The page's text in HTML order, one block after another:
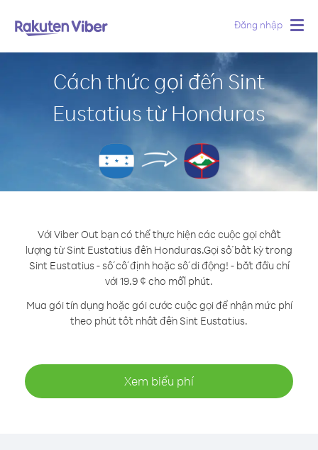
Đăng nhập
Cách thức gọi đến Sint
Eustatius từ Honduras
Với Viber Out bạn có thể thực hiện các cuộc gọi chất
lượng từ Sint Eustatius đến Honduras.Gọi số bất kỳ trong
Sint Eustatius - số cố định hoặc số di động! - bắt đầu chỉ
với 19.9 ¢ cho mỗi phút.
Mua gói tín dụng hoặc gói cước cuộc gọi để nhận mức phí
theo phút tốt nhất đến Sint Eustatius.
Xem biểu phí